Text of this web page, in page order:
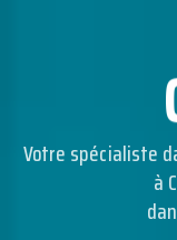
Votre spécialiste
à